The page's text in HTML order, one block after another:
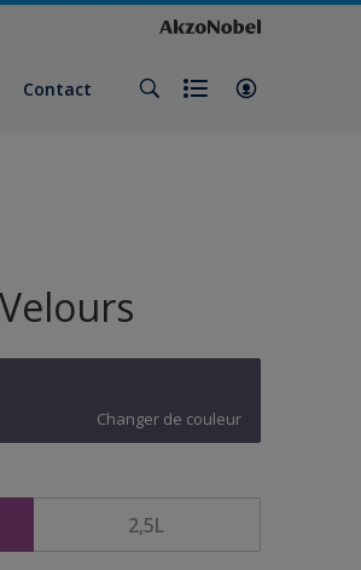
Contact
Changer de couleur
2,5L